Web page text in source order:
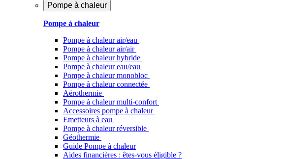
Pompe à chaleur
Pompe à chaleur
Pompe à chaleur air/eau
Pompe à chaleur air/air
Pompe à chaleur hybride
Pompe à chaleur​ eau/eau
Pompe à chaleur monobloc
Pompe à chaleur connectée
Aérothermie
Pompe à chaleur multi-confort
Accessoires pompe à chaleur
Emetteurs à eau
Pompe à chaleur réversible
Géothermie
Guide Pompe à chaleur
Aides financières : êtes-vous éligible ?